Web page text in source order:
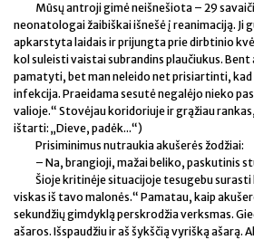
Mūsų antroji gimė neišnešiota – 29
neonatologai žaibiškai išnešė į reanimaciją. Ji
apkarstyta laidais ir prijungta prie dirbtinio
kol suleisti vaistai subrandins plaučiukus. Bent
pamatyti, bet man neleido net prisiartinti, kad
infekcija. Praeidama sesutė negalėjo nieko
valioje.“ Stovėjau koridoriuje ir grąžiau
ištarti: „Dieve, padėk...“)
Prisiminimus nutraukia akušerės žodžiai:
– Na, brangioji, mažai beliko, paskutinis
Šioje kritinėje situacijoje tesugebu surasti
viskas iš tavo malonės.“ Pamatau, kaip
sekundžių gimdyklą perskrodžia verksmas.
ašaros. Išspaudžiu ir aš šykščią vyrišką ašarą.